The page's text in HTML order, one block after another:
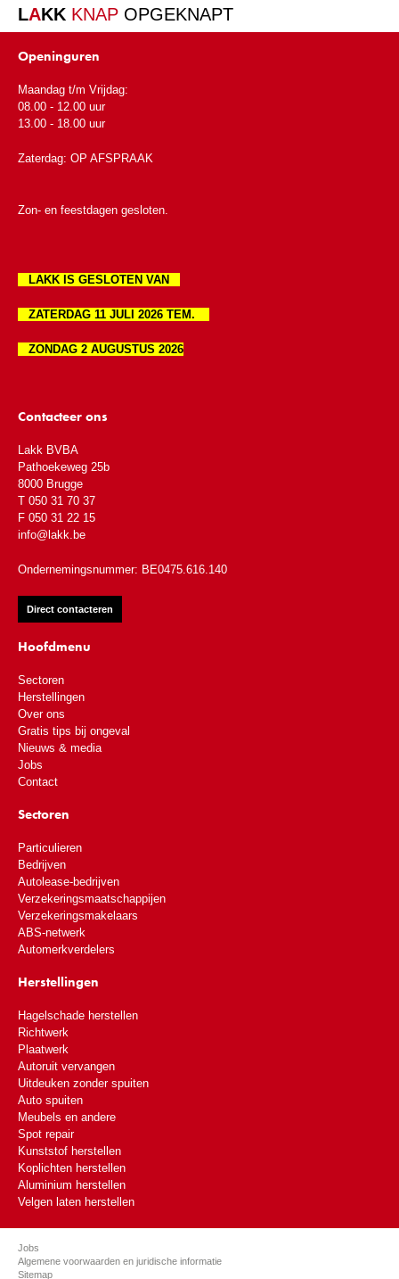
LAKK KNAP OPGEKNAPT
Openinguren
Maandag t/m Vrijdag:
08.00 - 12.00 uur
13.00 - 18.00 uur
Zaterdag: OP AFSPRAAK
Zon- en feestdagen gesloten.
LAKK IS GESLOTEN VAN
ZATERDAG 11 JULI 2026 TEM.
ZONDAG 2 AUGUSTUS 2026
Contacteer ons
Lakk BVBA
Pathoekeweg 25b
8000 Brugge
T 050 31 70 37
F 050 31 22 15
info@lakk.be
Ondernemingsnummer: BE0475.616.140
Direct contacteren
Hoofdmenu
Sectoren
Herstellingen
Over ons
Gratis tips bij ongeval
Nieuws & media
Jobs
Contact
Sectoren
Particulieren
Bedrijven
Autolease-bedrijven
Verzekeringsmaatschappijen
Verzekeringsmakelaars
ABS-netwerk
Automerkverdelers
Herstellingen
Hagelschade herstellen
Richtwerk
Plaatwerk
Autoruit vervangen
Uitdeuken zonder spuiten
Auto spuiten
Meubels en andere
Spot repair
Kunststof herstellen
Koplichten herstellen
Aluminium herstellen
Velgen laten herstellen
Jobs
Algemene voorwaarden en juridische informatie
Sitemap